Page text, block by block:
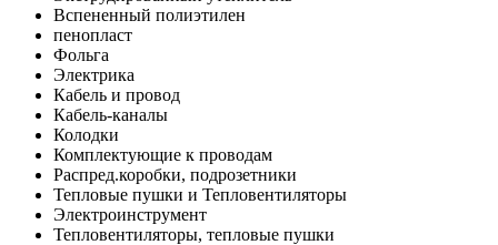
Вспененный полиэтилен
пенопласт
Фольга
Электрика
Кабель и провод
Кабель-каналы
Колодки
Комплектующие к проводам
Распред.коробки, подрозетники
Тепловые пушки и Тепловентиляторы
Электроинструмент
Тепловентиляторы, тепловые пушки